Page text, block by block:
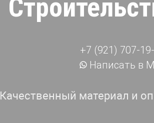
+7 (921) 707-
Написать в
Качественный материал и